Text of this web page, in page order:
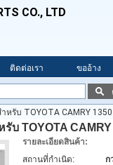
CO., LTD
ติดต่อเรา ขออ้าง
บ TOYOTA CAMRY
TOYOTA CAMRY
รายละเอียดสินค้า:
สถานที่กำเนิด:
ก